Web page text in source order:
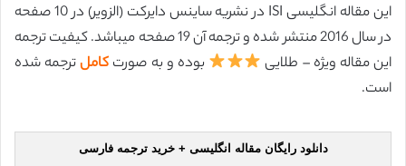
این مقاله انگلیسی ISI در نشریه ساینس دایرکت (الزویر) در 10 صفحه
در سال 2016 منتشر شده و ترجمه آن 19 صفحه میباشد. کیفیت ترجمه
این مقاله ویژه – طلایی
بوده و به صورت کاملترجمه شده
است.
دانلود رایگان مقاله انگلیسی + خرید ترجمه فارسی